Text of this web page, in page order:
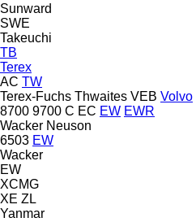
Sunward
SWE
Takeuchi
TB
Terex
AC TW
Terex-Fuchs Thwaites VEB Volvo
8700 9700 C EC EW EWR
Wacker Neuson
6503 EW
Wacker
EW
XCMG
XE ZL
Yanmar